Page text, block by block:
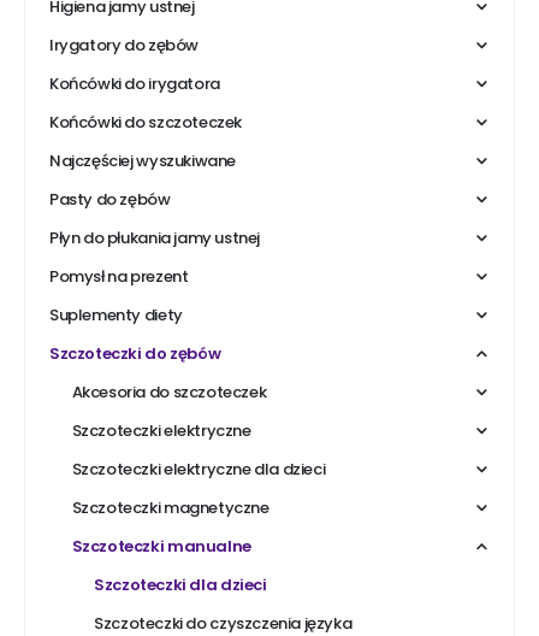
Higiena jamy ustnej
Irygatory do zębów
Końcówki do irygatora
Końcówki do szczoteczek
Najczęściej wyszukiwane
Pasty do zębów
Płyn do płukania jamy ustnej
Pomysł na prezent
Suplementy diety
Szczoteczki do zębów
Akcesoria do szczoteczek
Szczoteczki elektryczne
Szczoteczki elektryczne dla dzieci
Szczoteczki magnetyczne
Szczoteczki manualne
Szczoteczki dla dzieci
Szczoteczki do czyszczenia języka